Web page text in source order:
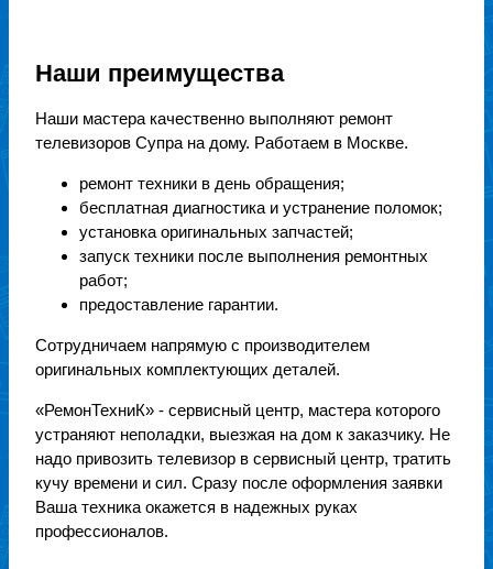
Наши преимущества
Наши мастера качественно выполняют ремонт
телевизоров Супра на дому. Работаем в Москве.
ремонт техники в день обращения;
бесплатная диагностика и устранение поломок;
установка оригинальных запчастей;
запуск техники после выполнения ремонтных
работ;
предоставление гарантии.
Сотрудничаем напрямую с производителем
оригинальных комплектующих деталей.
«РемонТехниК» - сервисный центр, мастера которого
устраняют неполадки, выезжая на дом к заказчику. Не
надо привозить телевизор в сервисный центр, тратить
кучу времени и сил. Сразу после оформления заявки
Ваша техника окажется в надежных руках
профессионалов.